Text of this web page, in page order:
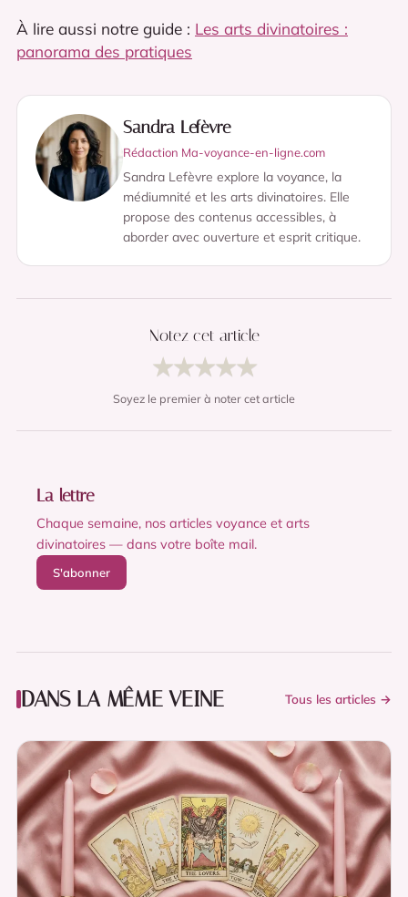
À lire aussi notre guide : Les arts divinatoires :
panorama des pratiques
Sandra Lefèvre
Rédaction Ma-voyance-en-ligne.com
Sandra Lefèvre explore la voyance, la
médiumnité et les arts divinatoires. Elle
propose des contenus accessibles, à
aborder avec ouverture et esprit critique.
Notez cet article
★★★★★
Soyez le premier à noter cet article
La lettre
Chaque semaine, nos articles voyance et arts
divinatoires — dans votre boîte mail.
S'abonner
DANS LA MÊME VEINE Tous les articles →